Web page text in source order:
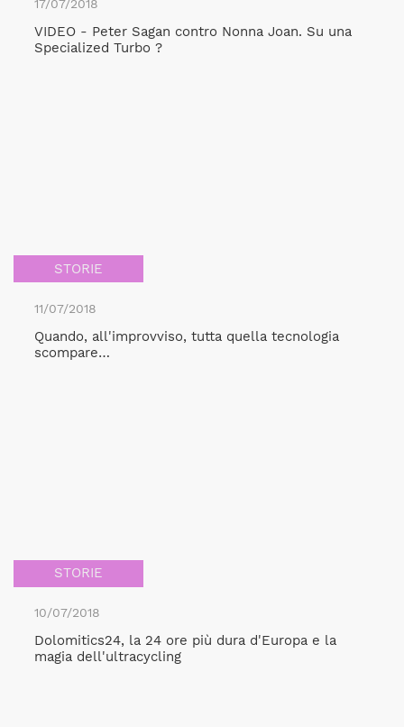
17/07/2018
VIDEO - Peter Sagan contro Nonna Joan. Su una
Specialized Turbo ?
STORIE
11/07/2018
Quando, all'improvviso, tutta quella tecnologia
scompare…
STORIE
10/07/2018
Dolomitics24, la 24 ore più dura d'Europa e la
magia dell'ultracycling